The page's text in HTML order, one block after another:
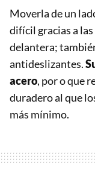
Moverla de un
difícil gracias a
delantera;
antideslizantes.
acero, por o que
duradero al que
más mínimo.